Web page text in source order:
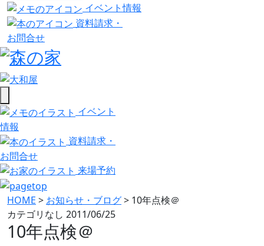
イベント情報
資料請求・
お問合せ
イベント
情報
資料請求・
お問合せ
来場予約
HOME > お知らせ・ブログ> 10年点検＠
カテゴリなし 2011/06/25
10年点検＠